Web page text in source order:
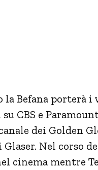
Befana porterà
CBS e
dei Golden
Nel corso
cinema mentre